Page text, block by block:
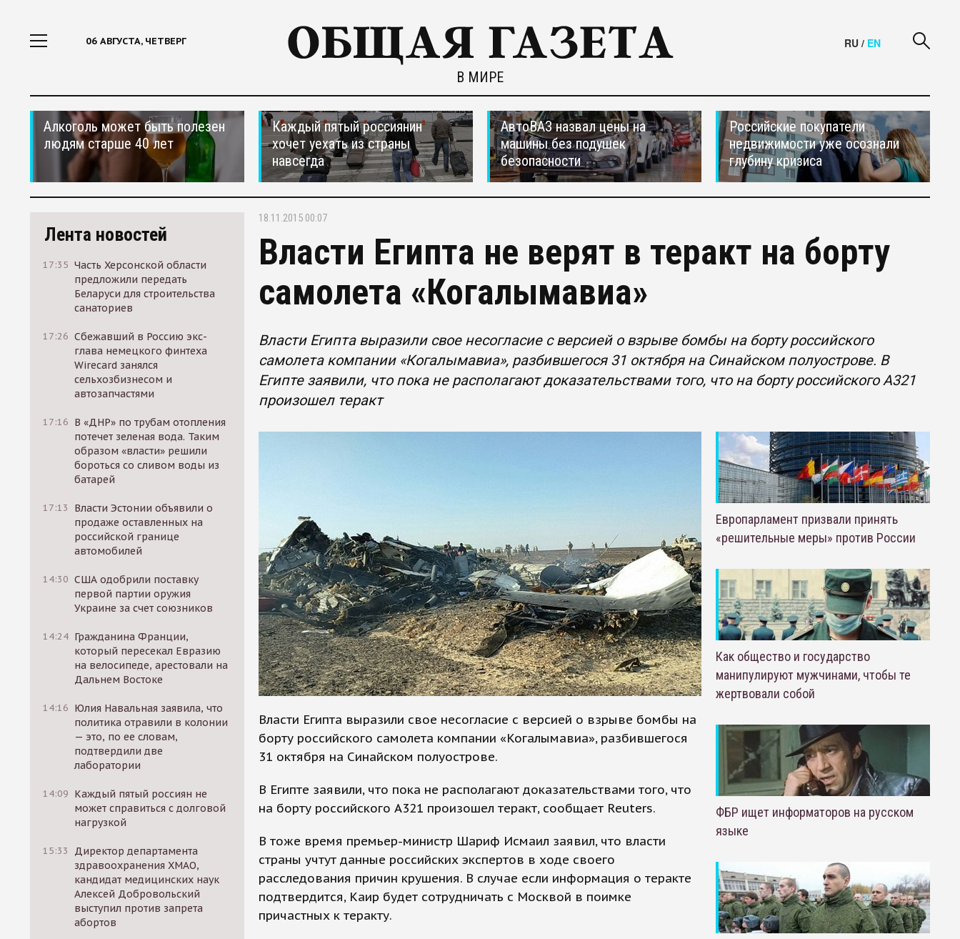
06 АВГУСТА, ЧЕТВЕРГ
В МИРЕ
RU / EN
Алкоголь может быть полезен
людям старше 40 лет
Каждый пятый россиянин
хочет уехать из страны
навсегда
АвтоВАЗ назвал цены на
машины без подушек
безопасности
Российские покупатели
недвижимости уже осознали
глубину кризиса
Лента новостей
17:35 Часть Херсонской области
предложили передать
Беларуси для строительства
санаториев
17:26 Сбежавший в Россию экс-
глава немецкого финтеха
Wirecard занялся
сельхозбизнесом и
автозапчастями
17:16 В «ДНР» по трубам отопления
потечет зеленая вода. Таким
образом «власти» решили
бороться со сливом воды из
батарей
17:13
Власти Эстонии объявили о
продаже оставленных на
российской границе
автомобилей
14:30 США одобрили поставку
первой партии оружия
Украине за счет союзников
14:24 Гражданина Франции,
который пересекал Евразию
на велосипеде, арестовали на
Дальнем Востоке
14:16 Юлия Навальная заявила, что
политика отравили в колонии
— это, по ее словам,
подтвердили две
лаборатории
14:09 Каждый пятый россиян не
может справиться с долговой
нагрузкой
15:33
Директор департамента
здравоохранения ХМАО,
кандидат медицинских наук
Алексей Добровольский
выступил против запрета
абортов
18.11.2015 00:07
Власти Египта не верят в теракт на борту
самолета «Когалымавиа»
Власти Египта выразили свое несогласие с версией о взрыве бомбы на борту российского
самолета компании «Когалымавиа», разбившегося 31 октября на Синайском полуострове. В
Египте заявили, что пока не располагают доказательствами того, что на борту российского A321
произошел теракт
Власти Египта выразили свое несогласие с версией о взрыве бомбы на
борту российского самолета компании «Когалымавиа», разбившегося
31 октября на Синайском полуострове.
В Египте заявили, что пока не располагают доказательствами того, что
на борту российского A321 произошел теракт, сообщает Reuters.
В тоже время премьер-министр Шариф Исмаил заявил, что власти
страны учтут данные российских экспертов в ходе своего
расследования причин крушения. В случае если информация о теракте
подтвердится, Каир будет сотрудничать с Москвой в поимке
причастных к теракту.
Европарламент призвали принять
«решительные меры» против России
Как общество и государство
манипулируют мужчинами, чтобы те
жертвовали собой
ФБР ищет информаторов на русском
языке